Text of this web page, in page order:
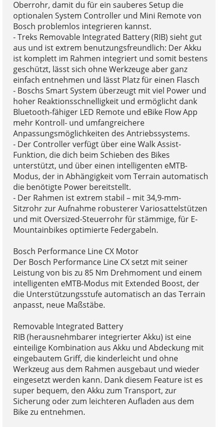
Oberrohr, damit du für ein sauberes Setup die
optionalen System Controller und Mini Remote von
Bosch problemlos integrieren kannst.
- Treks Removable Integrated Battery (RIB) sieht gut
aus und ist extrem benutzungsfreundlich: Der Akku
ist komplett im Rahmen integriert und somit bestens
geschützt, lässt sich ohne Werkzeuge aber ganz
einfach entnehmen und lässt Platz für einen Flasch
- Boschs Smart System überzeugt mit viel Power und
hoher Reaktionsschnelligkeit und ermöglicht dank
Bluetooth-fähiger LED Remote und eBike Flow App
mehr Kontroll- und umfangreichere
Anpassungsmöglichkeiten des Antriebssystems.
- Der Controller verfügt über eine Walk Assist-
Funktion, die dich beim Schieben des Bikes
unterstützt, und über einen intelligenten eMTB-
Modus, der in Abhängigkeit vom Terrain automatisch
die benötigte Power bereitstellt.
- Der Rahmen ist extrem stabil – mit 34,9-mm-
Sitzrohr zur Aufnahme robusterer Variosattelstützen
und mit Oversized-Steuerrohr für stämmige, für E-
Mountainbikes optimierte Federgabeln.
Bosch Performance Line CX Motor
Der Bosch Performance Line CX setzt mit seiner
Leistung von bis zu 85 Nm Drehmoment und einem
intelligenten eMTB-Modus mit Extended Boost, der
die Unterstützungsstufe automatisch an das Terrain
anpasst, neue Maßstäbe.
Removable Integrated Battery
RIB (herausnehmbarer integrierter Akku) ist eine
einteilige Kombination aus Akku und Abdeckung mit
eingebautem Griff, die kinderleicht und ohne
Werkzeug aus dem Rahmen ausgebaut und wieder
eingesetzt werden kann. Dank diesem Feature ist es
super bequem, den Akku zum Transport, zur
Sicherung oder zum leichteren Aufladen aus dem
Bike zu entnehmen.